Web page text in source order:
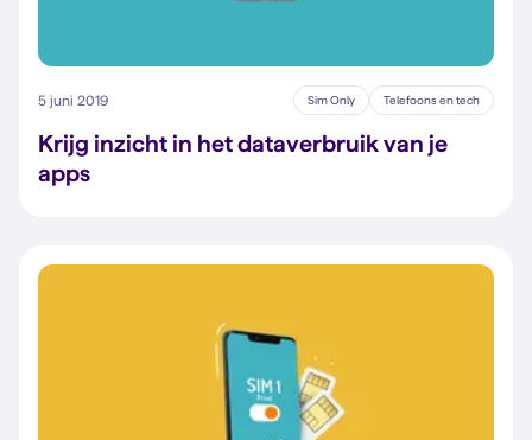
5 juni 2019 Sim Only Telefoons en tech
Krijg inzicht in het dataverbruik van je
apps